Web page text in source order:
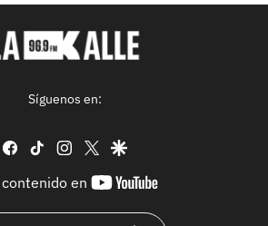
Síguenos en:
facebook
tiktok instagram
twittergoogle
en
youtube-